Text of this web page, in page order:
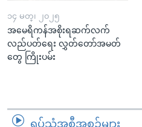
၁၄ မတ္၊ ၂၀၂၅
အမေရိကန်အစိုးရဆက်လက်
လည်ပတ်ရေး လွှတ်တော်အမတ်
တွေ ကြိုးပမ်း
ရုပ်သံအစီအစဉ်များ